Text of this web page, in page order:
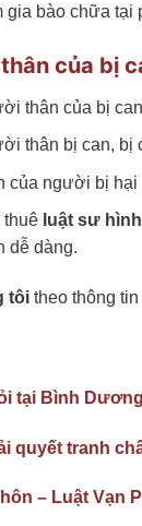
gia bào chữa tại
của bị
thân của bị
thân bị can, bị
của người bị
thuê luật sư
dễ dàng.
tôi theo thông
tại Bình Dương
quyết tranh
– Luật Vạn